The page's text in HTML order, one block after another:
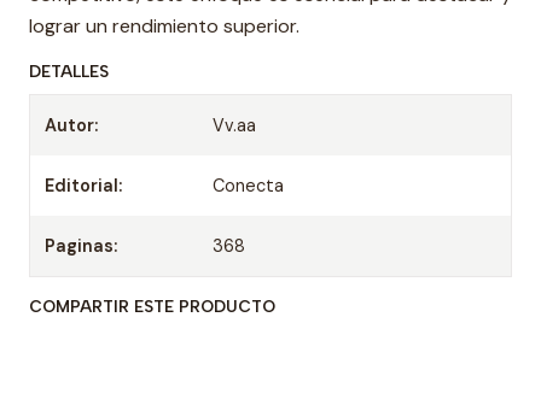
lograr un rendimiento superior.
DETALLES
Autor: Vv.aa
Editorial: Conecta
Paginas: 368
COMPARTIR ESTE PRODUCTO